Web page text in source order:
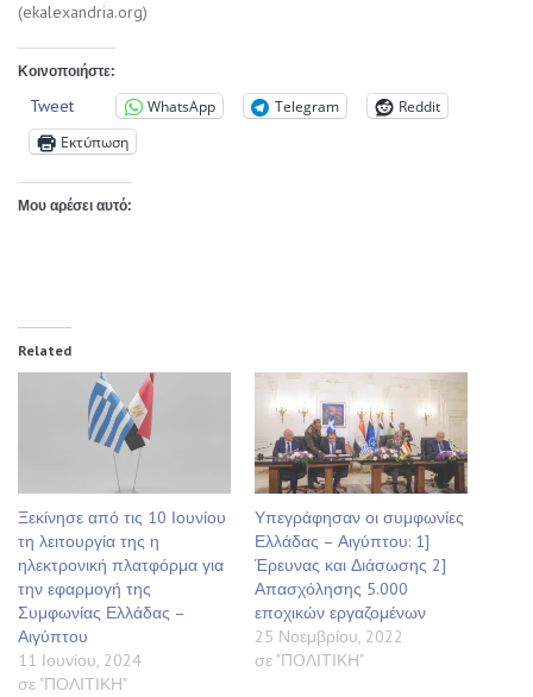
(ekalexandria.org)
Κοινοποιήστε:
Tweet WhatsApp Telegram
Reddit
Εκτύπωση
Μου αρέσει αυτό:
Related
Ξεκίνησε από τις 10 Ιουνίου
τη λειτουργία της η
ηλεκτρονική πλατφόρμα για
την εφαρμογή της
Συμφωνίας Ελλάδας –
Αιγύπτου
11 Ιουνίου, 2024
σε "ΠΟΛΙΤΙΚΗ"
Υπεγράφησαν οι συμφωνίες
Ελλάδας – Αιγύπτου: 1]
Έρευνας και Διάσωσης 2]
Απασχόλησης 5.000
εποχικών εργαζομένων
25 Νοεμβρίου, 2022
σε "ΠΟΛΙΤΙΚΗ"